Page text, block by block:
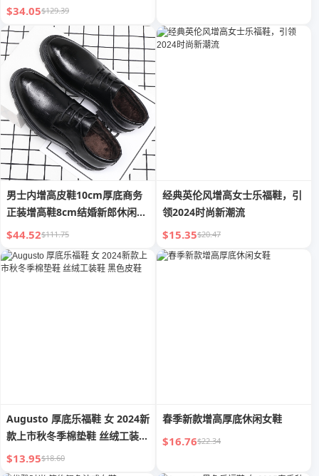
鞋子
$34.05$129.39
男士内增高皮鞋10cm厚底商务
正装增高鞋8cm结婚新郎休闲皮
鞋男
$44.52$111.75
经典英伦风增高女士乐福鞋，引
领2024时尚新潮流
$15.35$20.47
Augusto 厚底乐福鞋 女 2024新
款上市秋冬季棉垫鞋 丝绒工装鞋
黑色皮鞋
$13.95$18.60
春季新款增高厚底休闲女鞋
$16.76$22.34